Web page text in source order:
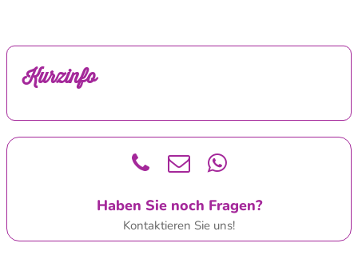
Kurzinfo
Haben Sie noch Fragen?
Kontaktieren Sie uns!